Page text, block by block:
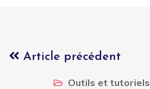
Article précédent
Outils et tutoriels